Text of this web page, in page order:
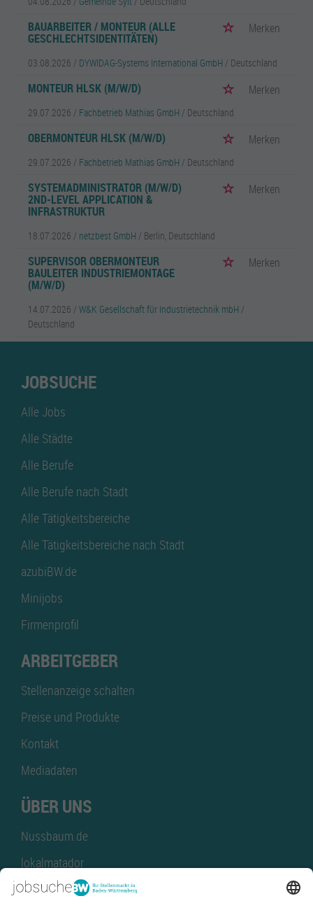
BAUARBEITER / MONTEUR (ALLE
GESCHLECHTSIDENTITÄTEN)
Merken
03.08.2026 / DYWIDAG-Systems International GmbH / Deutschland
MONTEUR HLSK (M/W/D) Merken
29.07.2026 / Fachbetrieb Mathias GmbH / Deutschland
OBERMONTEUR HLSK (M/W/D) Merken
29.07.2026 / Fachbetrieb Mathias GmbH / Deutschland
SYSTEMADMINISTRATOR (M/W/D)
2ND-LEVEL APPLICATION &
INFRASTRUKTUR
Merken
18.07.2026 / netzbest GmbH / Berlin, Deutschland
SUPERVISOR OBERMONTEUR
BAULEITER INDUSTRIEMONTAGE
(M/W/D)
Merken
14.07.2026 / W&K Gesellschaft für Industrietechnik mbH /
Deutschland
JOBSUCHE
Alle Jobs
Alle Städte
Alle Berufe
Alle Berufe nach Stadt
Alle Tätigkeitsbereiche
Alle Tätigkeitsbereiche nach Stadt
azubiBW.de
Minijobs
Firmenprofil
ARBEITGEBER
Stellenanzeige schalten
Preise und Produkte
Kontakt
Mediadaten
ÜBER UNS
Nussbaum.de
lokalmatador
kaufinBW